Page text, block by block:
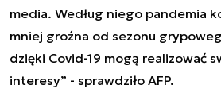
media. Według niego pandemia
mniej groźna od sezonu
dzięki Covid-19 mogą realizować
interesy” - sprawdziło AFP.